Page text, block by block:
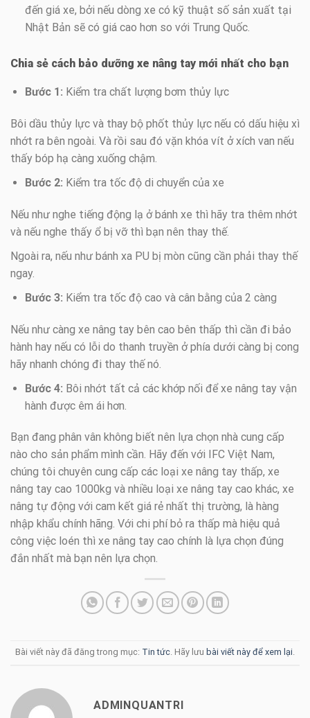
đến giá xe, bởi nếu dòng xe có kỹ thuật số sản xuất tại
Nhật Bản sẽ có giá cao hơn so với Trung Quốc.
Chia sẻ cách bảo dưỡng xe nâng tay mới nhất cho bạn
Bước 1: Kiểm tra chất lượng bơm thủy lực
Bôi dầu thủy lực và thay bộ phốt thủy lực nếu có dấu hiệu xì
nhớt ra bên ngoài. Và rồi sau đó vặn khóa vít ở xích van nếu
thấy bóp hạ càng xuống chậm.
Bước 2: Kiểm tra tốc độ di chuyển của xe
Nếu như nghe tiếng động lạ ở bánh xe thì hãy tra thêm nhớt
và nếu nghe thấy ổ bị vỡ thì bạn nên thay thế.
Ngoài ra, nếu như bánh xa PU bị mòn cũng cần phải thay thế
ngay.
Bước 3: Kiểm tra tốc độ cao và cân bằng của 2 càng
Nếu như càng xe nâng tay bên cao bên thấp thì cần đi bảo
hành hay nếu có lỗi do thanh truyền ở phía dưới càng bị cong
hãy nhanh chóng đi thay thế nó.
Bước 4: Bôi nhớt tất cả các khớp nối để xe nâng tay vận
hành được êm ái hơn.
Bạn đang phân vân không biết nên lựa chọn nhà cung cấp
nào cho sản phẩm mình cần. Hãy đến với IFC Việt Nam,
chúng tôi chuyên cung cấp các loại xe nâng tay thấp, xe
nâng tay cao 1000kg và nhiều loại xe nâng tay cao khác, xe
nâng tự động với cam kết giá rẻ nhất thị trường, là hàng
nhập khẩu chính hãng. Với chi phí bỏ ra thấp mà hiệu quả
công việc loén thì xe nâng tay cao chính là lựa chọn đúng
đắn nhất mà bạn nên lựa chọn.
Bài viết này đã đăng trong mục: Tin tức. Hãy lưu bài viết này để xem lại.
ADMINQUANTRI